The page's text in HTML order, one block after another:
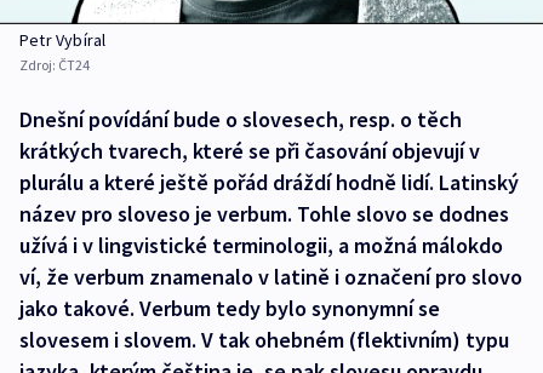
Petr Vybíral
Zdroj: ČT24
Dnešní povídání bude o slovesech, resp. o těch
krátkých tvarech, které se při časování objevují v
plurálu a které ještě pořád dráždí hodně lidí. Latinský
název pro sloveso je verbum. Tohle slovo se dodnes
užívá i v lingvistické terminologii, a možná málokdo
ví, že verbum znamenalo v latině i označení pro slovo
jako takové. Verbum tedy bylo synonymní se
slovesem i slovem. V tak ohebném (flektivním) typu